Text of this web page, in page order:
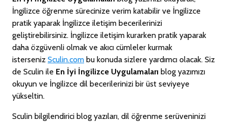
İngilizce öğrenme sürecinize verim katabilir ve İngilizce
pratik yaparak İngilizce iletişim becerilerinizi
geliştirebilirsiniz. İngilizce iletişim kurarken pratik yaparak
daha özgüvenli olmak ve akıcı cümleler kurmak
isterseniz Sculin.com bu konuda sizlere yardımcı olacak. Siz
de Sculin ile En İyi İngilizce Uygulamaları blog yazımızı
okuyun ve İngilizce dil becerilerinizi bir üst seviyeye
yükseltin.
Sculin bilgilendirici blog yazıları, dil öğrenme serüveninizi